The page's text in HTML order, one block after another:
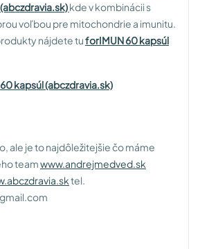
kde v kombinácii s
voľbou pre mitochondrie a imunitu.
nájdete tuforIMUN 60 kapsúl
kapsúl (abczdravia.sk)
ale je to najdôležitejšie čo máme
teamwww.andrejmedved.sk
tel.